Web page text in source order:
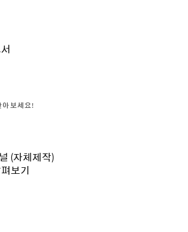
그때만큼 자신이 남자답다고 느낀 적이
함에도 불구하고 반려자가 되어준 아내
과 고마움을 표현한다. 사랑하는 사람을
하는 배크만을 보고 있노라면 사랑과 가
시금 생각해보게 된다.무엇보다 “엄마
전자의 절반을 물려준 걸 제외하면 엄마
생 최고의 업적”이라는 배크만의 말 한마
도 이런 가정 꾸리고 싶다’라는 부러움을
설렘을 가져다준다. 『나보다 소중한 사
는 결혼 유무와 관계없이 소중한 사람 곁
가고 싶은 사람들에게 분명 좋은 선물이
아보세요!
(자체제작)
보기